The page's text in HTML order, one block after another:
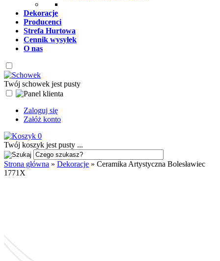
Dekoracje
Producenci
Strefa Hurtowa
Cennik wysyłek
O nas
Twój schowek jest pusty
Zaloguj się
Załóż konto
0
Twój koszyk jest pusty ...
Strona główna » Dekoracje » Ceramika Artystyczna Bolesławiec
1771X